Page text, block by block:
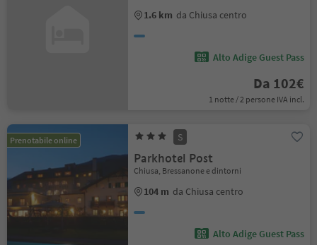
1.6 km da Chiusa centro
Alto Adige Guest Pass
Da 102€
1 notte / 2 persone IVA incl.
Prenotabile online S
Parkhotel Post
Chiusa, Bressanone e dintorni
104 m da Chiusa centro
Alto Adige Guest Pass